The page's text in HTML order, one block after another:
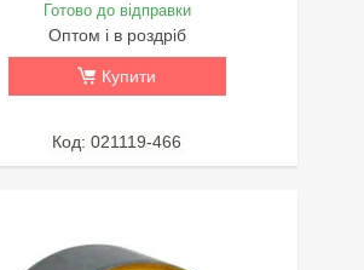
Готово до відправки
Оптом і в роздріб
Купити
021119-466